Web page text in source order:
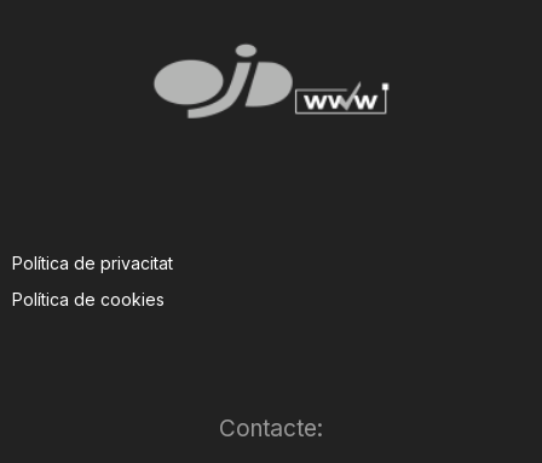
g
Política de privacitat
Política de cookies
Contacte: